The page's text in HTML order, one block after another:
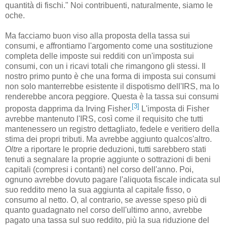
quantità di fischi." Noi contribuenti, naturalmente, siamo le
oche.
Ma facciamo buon viso alla proposta della tassa sui
consumi, e affrontiamo l'argomento come una sostituzione
completa delle imposte sui redditi con un'imposta sui
consumi, con un i ricavi totali che rimangono gli stessi. Il
nostro primo punto è che una forma di imposta sui consumi
non solo manterrebbe esistente il dispotismo dell'IRS, ma lo
renderebbe ancora peggiore. Questa è la tassa sui consumi
proposta dapprima da Irving Fisher.[3] L'imposta di Fisher
avrebbe mantenuto l'IRS, così come il requisito che tutti
mantenessero un registro dettagliato, fedele e veritiero della
stima dei propri tributi. Ma avrebbe aggiunto qualcos'altro.
Oltre a riportare le proprie deduzioni, tutti sarebbero stati
tenuti a segnalare la proprie aggiunte o sottrazioni di beni
capitali (compresi i contanti) nel corso dell'anno. Poi,
ognuno avrebbe dovuto pagare l'aliquota fiscale indicata sul
suo reddito meno la sua aggiunta al capitale fisso, o
consumo al netto. O, al contrario, se avesse speso più di
quanto guadagnato nel corso dell'ultimo anno, avrebbe
pagato una tassa sul suo reddito, più la sua riduzione del